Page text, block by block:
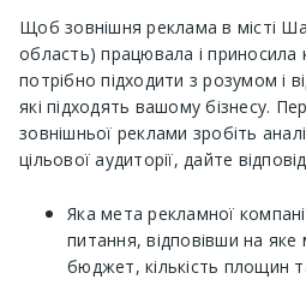
Щоб зовнішня реклама в місті
область) працювала і приносила
потрібно підходити з розумом і
які підходять вашому бізнесу.
зовнішньої реклами зробіть
цільової аудиторії, дайте
Яка мета рекламної
питання, відповівши на
бюджет, кількість площин